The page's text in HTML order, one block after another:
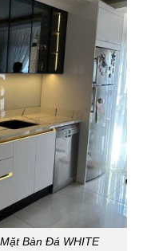
Bàn Đá WHITE